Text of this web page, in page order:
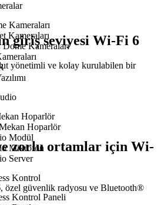
Kameraları
Kameraları
Kameraları
Hoparlör
Hoparlör
Modül
Mikrofon
Server
Kontrol
Kontrol Paneli
giriş seviyesi Wi-Fi 6
yönetimli ve kolay kurulabilen bir
zorlu ortamlar için Wi-
özel güvenlik radyosu ve Bluetooth®